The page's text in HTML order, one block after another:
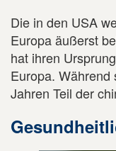
Die in den USA
Europa äußerst
hat ihren
Europa. Während
Jahren Teil der